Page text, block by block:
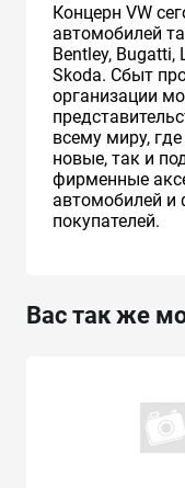
Концерн VW
автомобилей
Bentley, Bugatti,
Skoda. Сбыт
организации
всему миру,
новые, так и
фирменные
автомобилей и
покупателей.
Вас так же